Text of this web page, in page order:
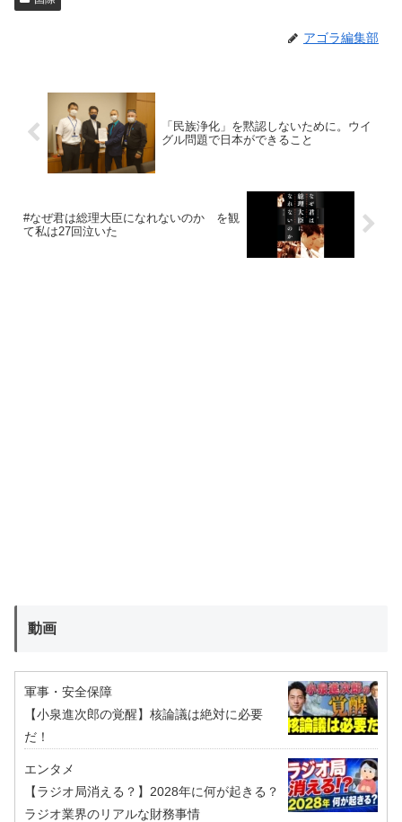
アゴラ編集部
「民族浄化」を黙認しないために。ウイ
グル問題で日本ができること
#なぜ君は総理大臣になれないのか を観
て私は27回泣いた
動画
軍事・安全保障
【小泉進次郎の覚醒】核論議は絶対に必要
だ！
エンタメ
【ラジオ局消える？】2028年に何が起きる？
ラジオ業界のリアルな財務事情